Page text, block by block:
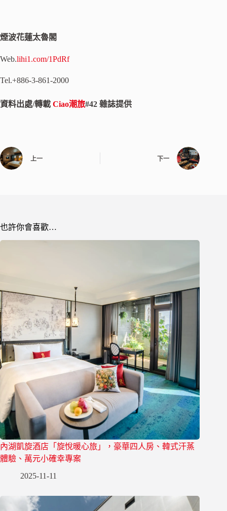
煙波花蓮太魯閣
Web.lihi1.com/1PdRf
Tel.+886-3-861-2000
資料出處/轉載 Ciao潮旅#42 雜誌提供
上一 下一
也許你會喜歡…
內湖凱旋酒店「旋悅暖心旅」，豪華四人房、韓式汗蒸
體驗、萬元小確幸專案
2025-11-11